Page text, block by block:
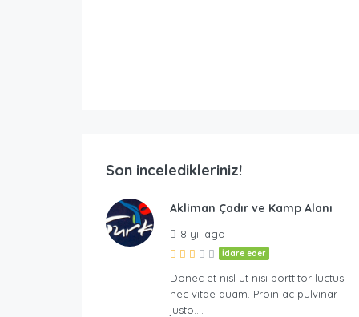
Son inceledikleriniz!
Akliman Çadır ve Kamp Alanı
8 yıl ago
İdare eder
Donec et nisl ut nisi porttitor luctus
nec vitae quam. Proin ac pulvinar
justo….